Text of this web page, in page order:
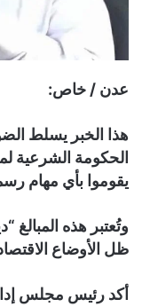
عدن / خاص:
هذا الخبر يسلط
الحكومة الشرعية
يقوموا بأي مهام
وتُعتبر هذه المبالغ
ظل الأوضاع
أكد رئيس مجلس